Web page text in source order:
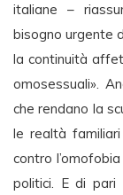
italiane –
bisogno urgente
la continuità
omosessuali».
che rendano la
le realtà
contro
politici. E di